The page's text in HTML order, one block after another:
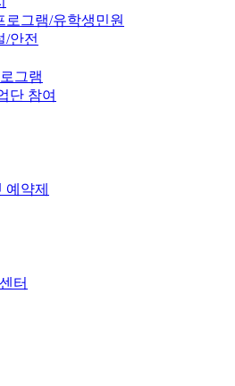
로그램/유학생민원
/안전
그램
단 참여
예약제
터